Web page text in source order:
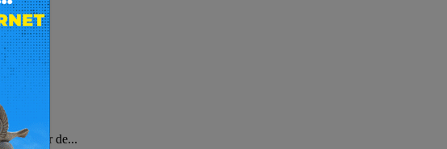
un atelier de...